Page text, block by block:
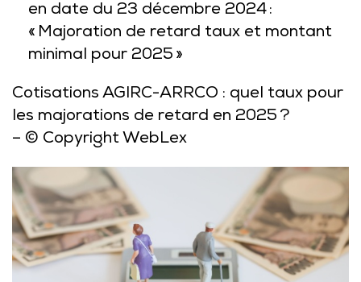
en date du 23 décembre 2024 :
« Majoration de retard taux et montant
minimal pour 2025 »
Cotisations AGIRC-ARRCO : quel taux pour
les majorations de retard en 2025 ?
– © Copyright WebLex